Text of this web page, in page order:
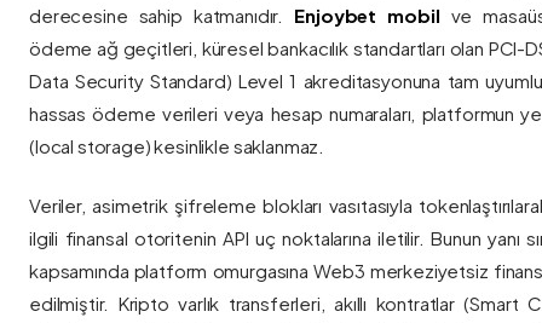
derecesine sahip katmanıdır. Enjoybet mobil ve
ödeme ağ geçitleri, küresel bankacılık standartları olan PCI-
Data Security Standard) Level 1 akreditasyonuna tam
hassas ödeme verileri veya hesap numaraları, platformun
(local storage) kesinlikle saklanmaz.
Veriler, asimetrik şifreleme blokları vasıtasıyla
ilgili finansal otoritenin API uç noktalarına iletilir. Bunun yanı
kapsamında platform omurgasına Web3 merkeziyetsiz
edilmiştir. Kripto varlık transferleri, akıllı kontratlar (Smart